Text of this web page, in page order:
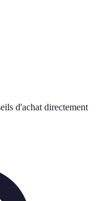
d'achat directement